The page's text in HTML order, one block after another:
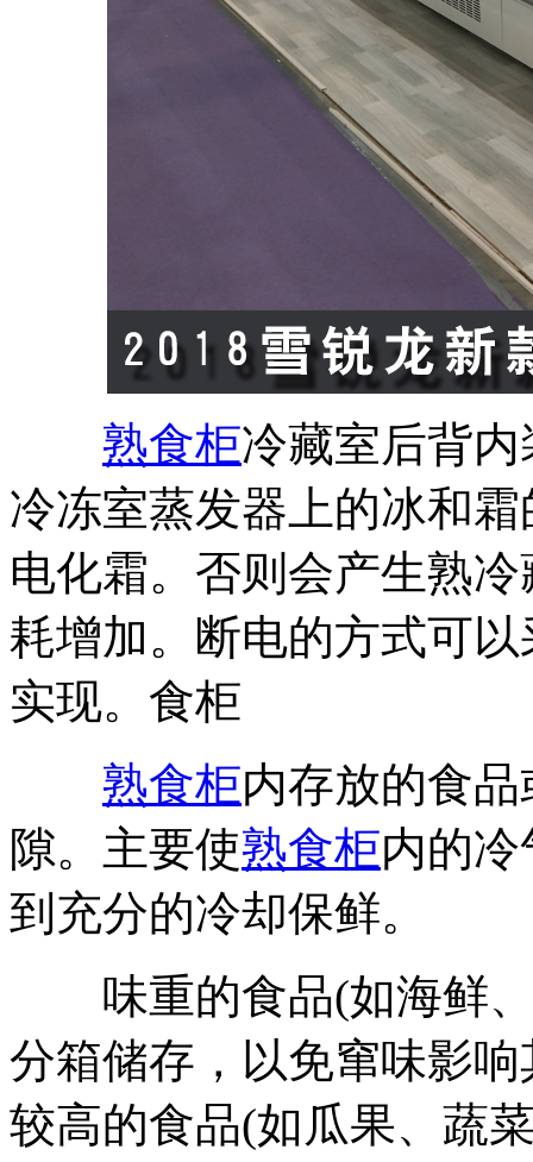
熟食柜冷藏室后背
冷冻室蒸发器上的冰和
电化霜。否则会产生熟冷
耗增加。断电的方式可
实现。 食柜
熟食柜内存放的食
隙。主要使熟食柜内的
到充分的冷却保鲜。
味重的食品(如海鲜、
分箱储存，以免窜味影
较高的食品(如瓜果、蔬